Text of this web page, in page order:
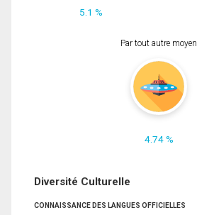
5.1 %
Par tout autre moyen
4.74 %
Diversité Culturelle
CONNAISSANCE DES LANGUES OFFICIELLES